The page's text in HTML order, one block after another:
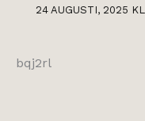
24 AUGUSTI, 2025
bqj2rl